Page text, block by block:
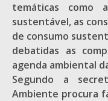
temáticas como
sustentável, as
de consumo
debatidas as
agenda ambiental
Segundo a
Ambiente procura